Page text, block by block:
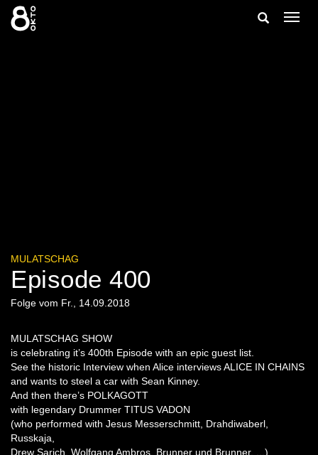
Zum
Inhalt
springen
Suche
MULATSCHAG
Episode 400
Folge vom Fr., 14.09.2018
MULATSCHAG SHOW
is celebrating it’s 400th Episode with an epic guest list.
See the historic Interview when Alice interviews ALICE IN CHAINS
and wants to steel a car with Sean Kinney.
And then there’s POLKAGOTT
with legendary Drummer TITUS VADON
(who performed with Jesus Messerschmitt, Drahdiwaberl,
Russkaja,
Drew Sarich, Wolfgang Ambros, Brunner und Brunner, ...)